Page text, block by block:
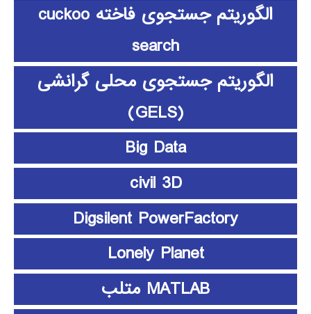
الگوریتم جستجوی فاخته cuckoo
search
الگوریتم جستجوی محلی گرانشی
(GELS)
Big Data
civil 3D
Digsilent PowerFactory
Lonely Planet
MATLAB متلب